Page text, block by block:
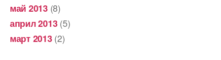
май 2013(8)
април 2013(5)
март 2013(2)